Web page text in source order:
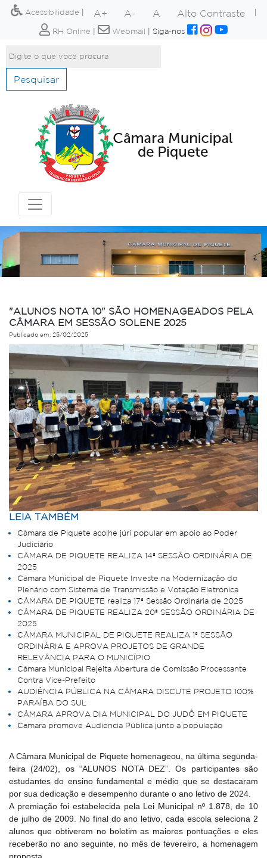
Acessibilidade A+ A- A Alto Contraste
RH Online Webmail Siga-nos
Pesquisar
"ALUNOS NOTA 10" SÃO HOMENAGEADOS PELA
CÂMARA EM SESSÃO SOLENE 2025
Publicado em: 25/02/2025
LEIA TAMBÉM
Câmara de Piquete acolhe júri popular em apoio ao Poder
Judiciário
CÂMARA DE PIQUETE REALIZA 14ª SESSÃO ORDINÁRIA DE
2025
Câmara Municipal de Piquete Investe na Modernização do
Plenário com Sistema de Transmissão e Votação Eletrônica
CÂMARA DE PIQUETE realiza 17ª Sessão Ordinária de 2025
CÂMARA DE PIQUETE REALIZA 20ª SESSÃO ORDINÁRIA DE
2025
CÂMARA MUNICIPAL DE PIQUETE REALIZA 1ª SESSÃO
ORDINÁRIA E APROVA PROJETOS DE GRANDE
RELEVÂNCIA PARA O MUNICÍPIO
Câmara Municipal Rejeita Abertura de Comissão Processante
Contra Vice-Prefeito
AUDIÊNCIA PÚBLICA NA CÂMARA DISCUTE PROJETO 100%
PARAÍBA DO SUL
CÂMARA APROVA DIA MUNICIPAL DO JUDÔ EM PIQUETE
Câmara promove Audiência Pública junto a população
A Câmara Municipal de Piquete homenageou, na última segunda-
feira (24/02), os “ALUNOS NOTA DEZ”. Os participantes são
estudantes do ensino fundamental e médio que se destacaram
por sua dedicação e desempenho durante o ano letivo de 2024.
A premiação foi estabelecida pela Lei Municipal nº 1.878, de 10
de julho de 2009. No final do ano letivo, cada escola seleciona 2
alunos que obtiverem no boletim as maiores pontuações e eles
receberão no ano seguinte, no mês de fevereiro, a homenagem